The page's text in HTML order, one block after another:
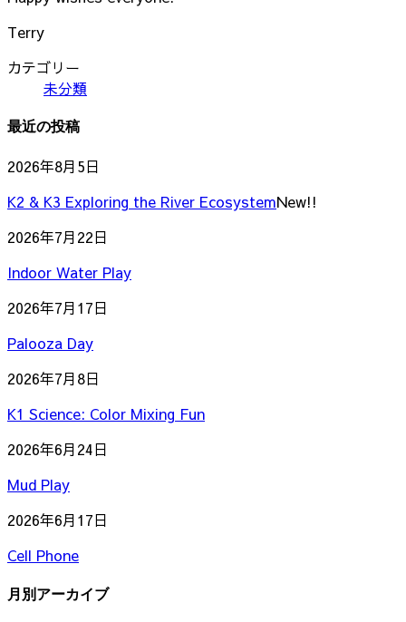
Terry
カテゴリー
未分類
最近の投稿
2026年8月5日
K2 & K3 Exploring the River EcosystemNew!!
2026年7月22日
Indoor Water Play
2026年7月17日
Palooza Day
2026年7月8日
K1 Science: Color Mixing Fun
2026年6月24日
Mud Play
2026年6月17日
Cell Phone
月別アーカイブ